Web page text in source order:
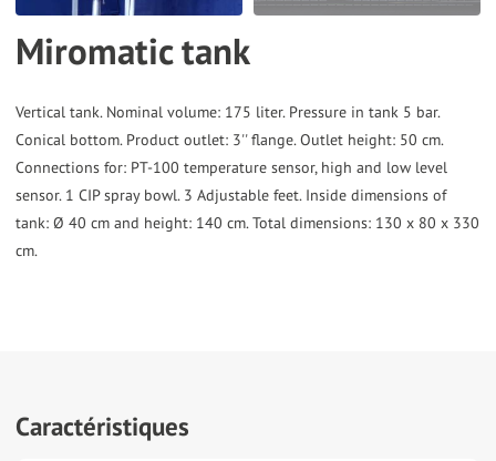
can
use
and
swipe
gestures.
Miromatic tank
Vertical tank. Nominal volume: 175 liter. Pressure in tank 5 bar.
Conical bottom. Product outlet: 3'' flange. Outlet height: 50 cm.
Connections for: PT-100 temperature sensor, high and low level
sensor. 1 CIP spray bowl. 3 Adjustable feet. Inside dimensions of
tank: Ø 40 cm and height: 140 cm. Total dimensions: 130 x 80 x 330
cm.
Caractéristiques